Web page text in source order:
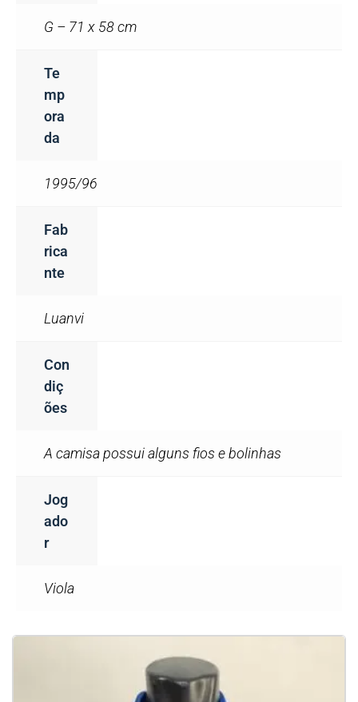
G – 71 x 58 cm
Te
Mp
Ora
Da
1995/96
Fab
Rica
Nte
Luanvi
Con
Diç
Ões
A camisa possui alguns fios e bolinhas
Jog
Ado
R
Viola